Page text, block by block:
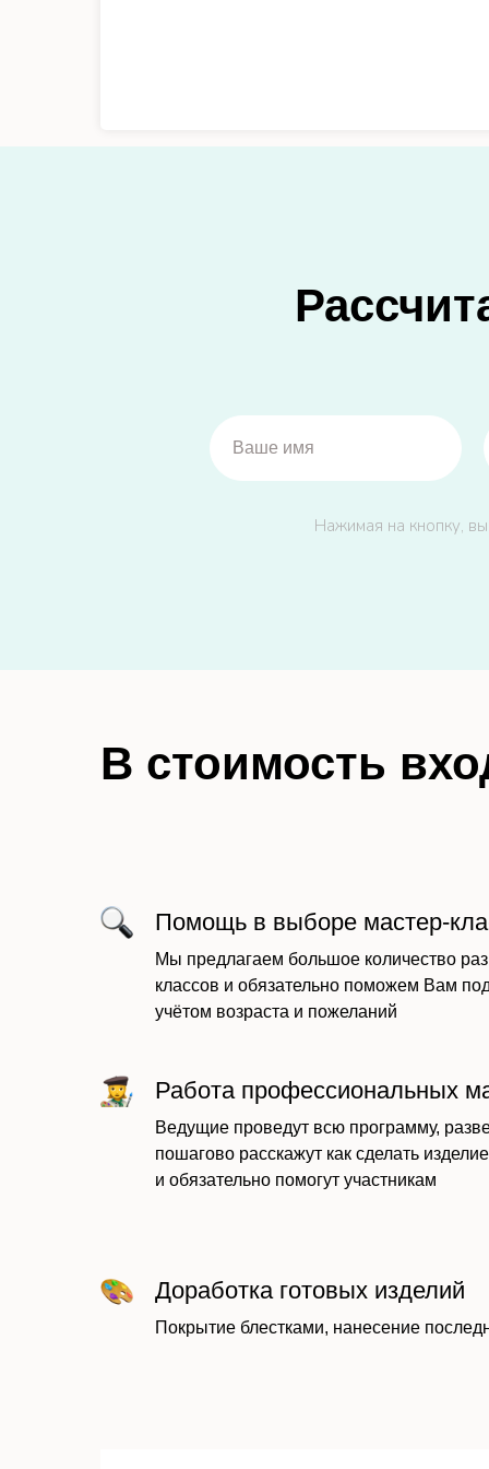
Нажимая на кнопку,
В стоимость
Помощь в выборе мастер-
Мы предлагаем большое количество
классов и обязательно поможем Вам
учётом возраста и пожеланий
Работа профессиональных
Ведущие проведут всю программу,
пошагово расскажут как сделать
и обязательно помогут участникам
Доработка готовых изделий
Покрытие блестками, нанесение